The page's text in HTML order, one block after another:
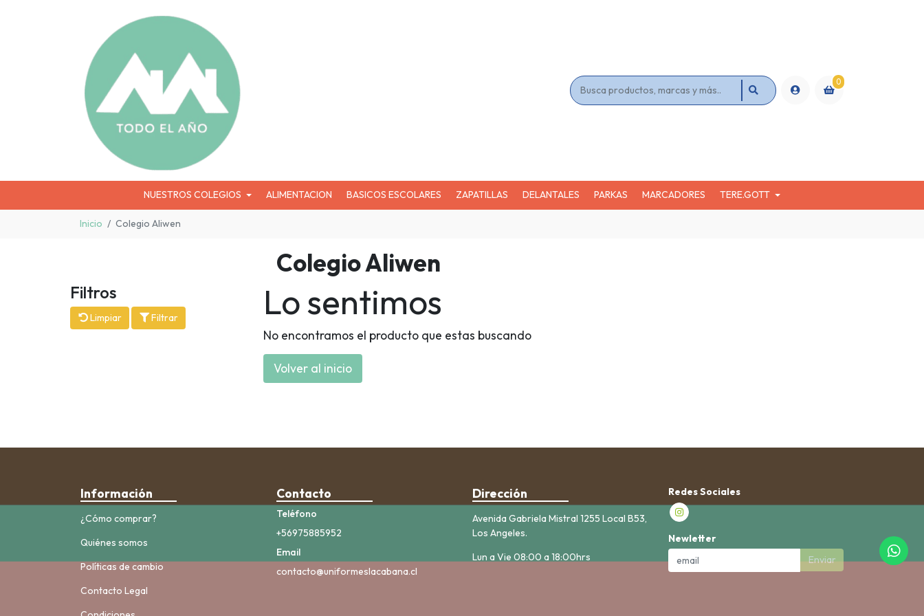
0
NUESTROS COLEGIOS ALIMENTACION BASICOS ESCOLARES ZAPATILLAS DELANTALES PARKAS MARCADORES TERE.GOTT
Inicio Colegio Aliwen
Colegio Aliwen
Filtros
Limpiar Filtrar Lo sentimos
No encontramos el producto que estas buscando
Volver al inicio
Información
¿Cómo comprar?
Quiénes somos
Políticas de cambio
Contacto Legal
Contacto
Teléfono
+56975885952
Email
contacto@uniformeslacabana.cl
Dirección
Avenida Gabriela Mistral 1255 Local B53,
Los Angeles.
Lun a Vie 08:00 a 18:00hrs
Redes Sociales
Newletter
Enviar